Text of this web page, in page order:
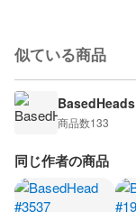
似ている商品
BasedHeads
商品数133
同じ作者の商品